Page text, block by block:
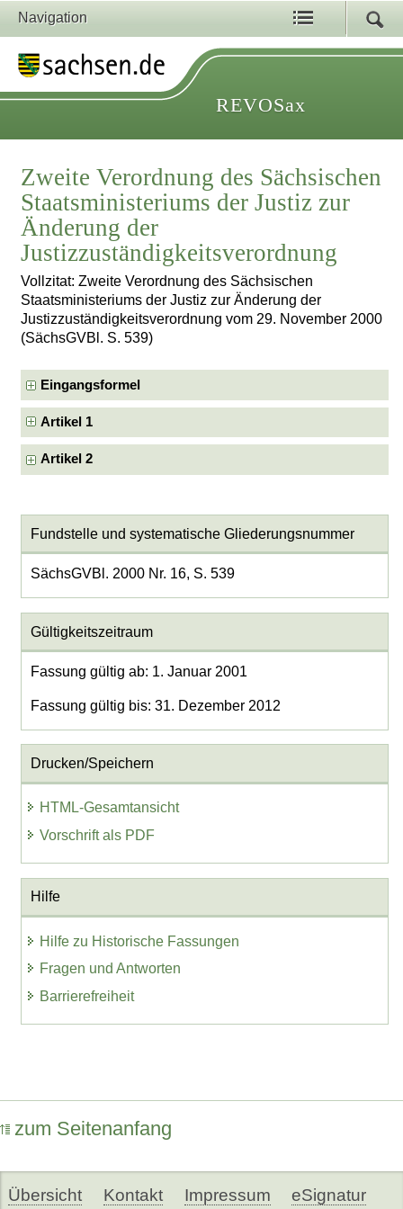
Navigation
REVOSax
Zweite Verordnung des Sächsischen
Staatsministeriums der Justiz zur
Änderung der
Justizzuständigkeitsverordnung
Vollzitat: Zweite Verordnung des Sächsischen
Staatsministeriums der Justiz zur Änderung der
Justizzuständigkeitsverordnung vom 29. November 2000
(SächsGVBl. S. 539)
Eingangsformel
Artikel 1
Artikel 2
Fundstelle und systematische Gliederungsnummer
SächsGVBl. 2000 Nr. 16, S. 539
Gültigkeitszeitraum
Fassung gültig ab: 1. Januar 2001
Fassung gültig bis: 31. Dezember 2012
Drucken/Speichern
HTML-Gesamtansicht
Vorschrift als PDF
Hilfe
Hilfe zu Historische Fassungen
Fragen und Antworten
Barrierefreiheit
zum Seitenanfang
Übersicht Kontakt Impressum eSignatur